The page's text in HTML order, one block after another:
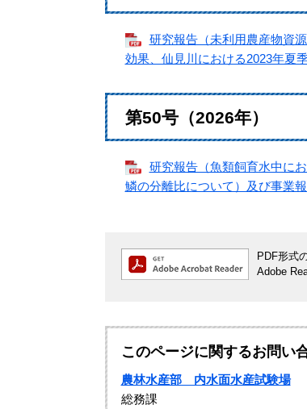
研究報告（未利用農産物資
効果、仙見川における2023年夏
第50号（2026年）
研究報告（魚類飼育水中に
鱗の分離比について）及び事業
PDF形式
Adobe
このページに関するお問い
農林水産部 内水面水産試験場
総務課